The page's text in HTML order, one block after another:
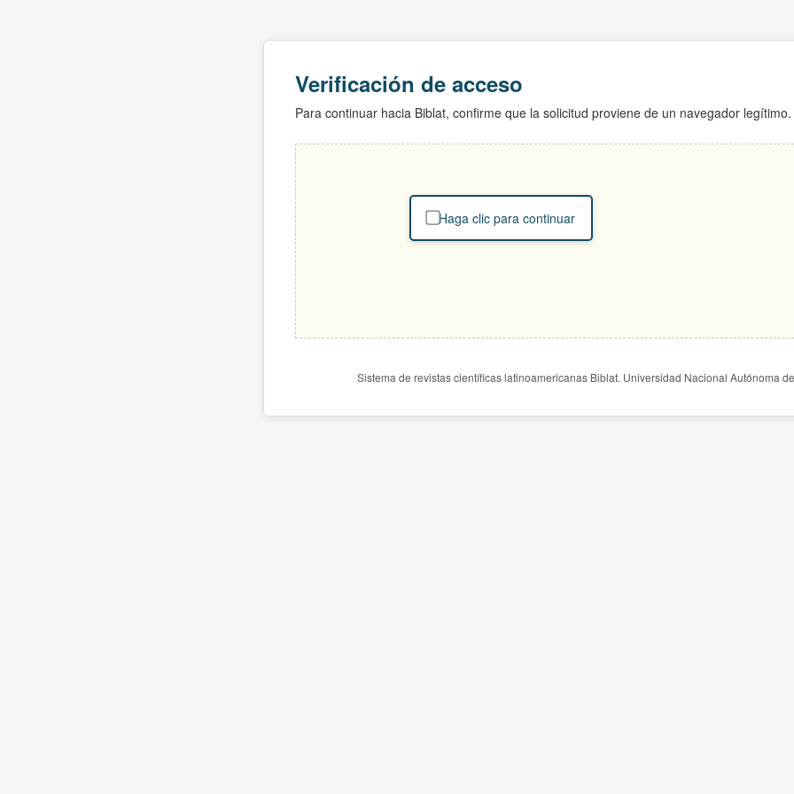
Verificación de acceso
Para continuar hacia Biblat, confirme que la solicitud proviene de un navegador legítimo.
Haga clic para continuar
Sistema de revistas científicas latinoamericanas Biblat. Universidad Nacional Autónoma